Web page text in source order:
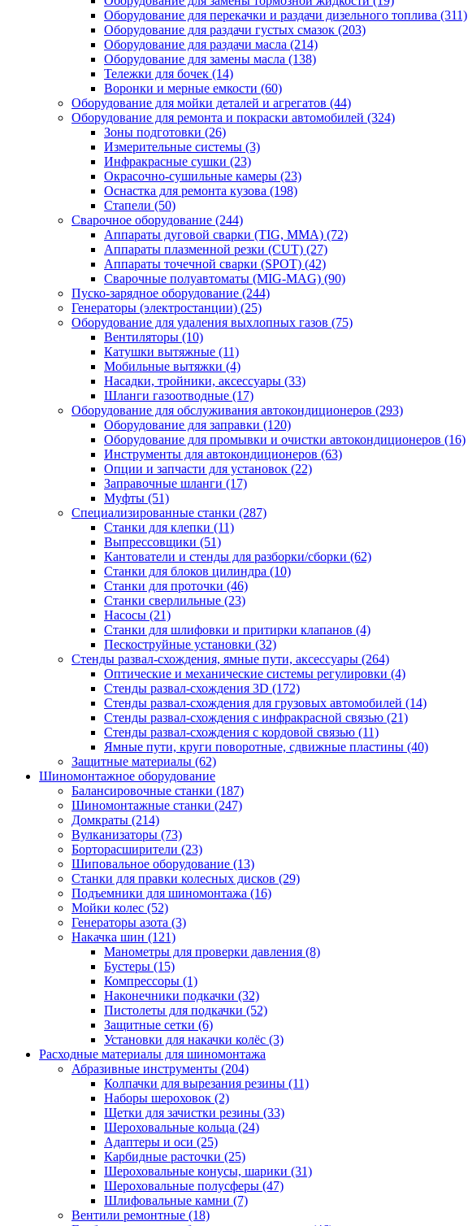
Оборудование для перекачки и раздачи дизельного топлива (311)
Оборудование для раздачи густых смазок (203)
Оборудование для раздачи масла (214)
Оборудование для замены масла (138)
Тележки для бочек (14)
Воронки и мерные емкости (60)
Оборудование для мойки деталей и агрегатов (44)
Оборудование для ремонта и покраски автомобилей (324)
Зоны подготовки (26)
Измерительные системы (3)
Инфракрасные сушки (23)
Окрасочно-сушильные камеры (23)
Оснастка для ремонта кузова (198)
Стапели (50)
Сварочное оборудование (244)
Аппараты дуговой сварки (TIG, MMA) (72)
Аппараты плазменной резки (CUT) (27)
Аппараты точечной сварки (SPOT) (42)
Сварочные полуавтоматы (MIG-MAG) (90)
Пуско-зарядное оборудование (244)
Генераторы (электростанции) (25)
Оборудование для удаления выхлопных газов (75)
Вентиляторы (10)
Катушки вытяжные (11)
Мобильные вытяжки (4)
Насадки, тройники, аксессуары (33)
Шланги газоотводные (17)
Оборудование для обслуживания автокондиционеров (293)
Оборудование для заправки (120)
Оборудование для промывки и очистки автокондиционеров (16)
Инструменты для автокондиционеров (63)
Опции и запчасти для установок (22)
Заправочные шланги (17)
Муфты (51)
Специализированные станки (287)
Станки для клепки (11)
Выпрессовщики (51)
Кантователи и стенды для разборки/сборки (62)
Станки для блоков цилиндра (10)
Станки для проточки (46)
Станки сверлильные (23)
Насосы (21)
Станки для шлифовки и притирки клапанов (4)
Пескоструйные установки (32)
Стенды развал-схождения, ямные пути, аксессуары (264)
Оптические и механические системы регулировки (4)
Стенды развал-схождения 3D (172)
Стенды развал-схождения для грузовых автомобилей (14)
Стенды развал-схождения с инфракрасной связью (21)
Стенды развал-схождения с кордовой связью (11)
Ямные пути, круги поворотные, сдвижные пластины (40)
Защитные материалы (62)
Шиномонтажное оборудование
Балансировочные станки (187)
Шиномонтажные станки (247)
Домкраты (214)
Вулканизаторы (73)
Борторасширители (23)
Шиповальное оборудование (13)
Станки для правки колесных дисков (29)
Подъемники для шиномонтажа (16)
Мойки колес (52)
Генераторы азота (3)
Накачка шин (121)
Манометры для проверки давления (8)
Бустеры (15)
Компрессоры (1)
Наконечники подкачки (32)
Пистолеты для подкачки (52)
Защитные сетки (6)
Установки для накачки колёс (3)
Расходные материалы для шиномонтажа
Абразивные инструменты (204)
Колпачки для вырезания резины (11)
Наборы шероховок (2)
Щетки для зачистки резины (33)
Шероховальные кольца (24)
Адаптеры и оси (25)
Карбидные расточки (25)
Шероховальные конусы, шарики (31)
Шероховальные полусферы (47)
Шлифовальные камни (7)
Вентили ремонтные (18)